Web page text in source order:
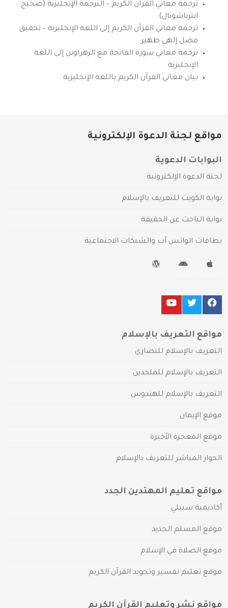
ترجمة معاني القرآن الكريم – الترجمة الإنجليزية (صحيح
انترناشونال)
ترجمة معاني القرآن الكريم إلى اللغة الإنجليزية – تحقيق
فضل إلهي ظهير
ترجمة معاني سورة الفاتحة مع الزهراوين إلى اللغة
الإنجليزية
بيان معاني القرآن الكريم باللغة الإنجليزية
مواقع لجنة الدعوة الإلكترونية
البوابات الدعوية
لجنة الدعوة الإلكترونية
بوابة الكويت للتعريف بالإسلام
بوابة الباحث عن الحقيقة
بطاقات الواتس آب والشبكات الاجتماعية
مواقع التعريف بالإسلام
التعريف بالإسلام للنصارى
التعريف بالإسلام للملحدين
التعريف بالإسلام للهندوس
موقع الإيمان
موقع المعجزة الأخيرة
الحوار المباشر للتعريف بالإسلام
مواقع تعليم المهتدين الجدد
أكاديمية سبيلي
موقع المسلم الجديد
موقع الصلاة في الإسلام
موقع تعليم تفسير وتجويد القرآن الكريم
مواقع نشر وتعليم القرآن الكريم